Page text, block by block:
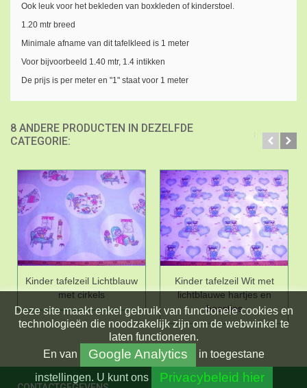
Ook leuk voor het bekleden van boxkleden of kinderstoel.
1.20 mtr breed
Minimale afname van dit tafelkleed is 1 meter
Voor bijvoorbeeld 1.40 mtr, 1.4 intikken
De prijs is per meter en "1" staat voor 1 meter
8 ANDERE PRODUCTEN IN DEZELFDE
CATEGORIE:
Kinder tafelzeil Lichtblauw
met cirkels
Kinder tafelzeil Wit met
lichtblauwe hartjes en
beestjes
Deze site maakt enkel gebruik van functionele cookies en
technologieën die noodzakelijk zijn om de webwinkel te
laten functioneren.
En van Google Analytics
in toegestane
instellingen. U kunt ons Privacybeleid hier